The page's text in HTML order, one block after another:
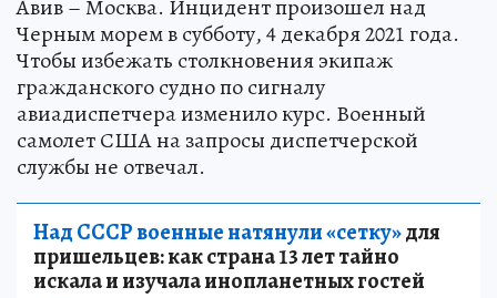
Авив – Москва. Инцидент произошел над
Черным морем в субботу, 4 декабря 2021 года.
Чтобы избежать столкновения экипаж
гражданского судно по сигналу
авиадиспетчера изменило курс. Военный
самолет США на запросы диспетчерской
службы не отвечал.
Над СССР военные натянули «сетку»для
пришельцев: как страна 13 лет тайно
искала и изучала инопланетных гостей